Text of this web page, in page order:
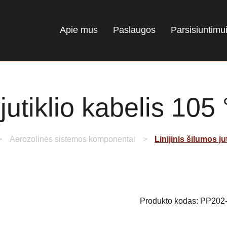
Apie mus Paslaugos Parsisiuntimui
kabelis 105
Aerozolinės sistemos komponentai Linijinis šilumos
Produkto kodas: